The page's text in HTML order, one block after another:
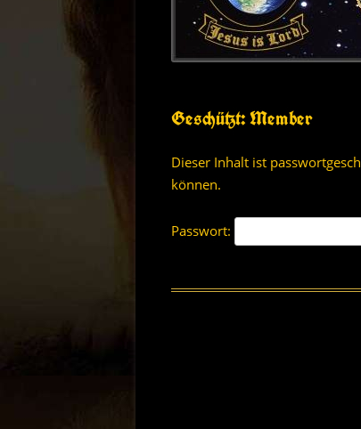
GESUNDHEIT UND
JUGENDARBEIT
FRAUEN GOTTES
ROCKING CHURCH
Geschützt: Member
Dieser Inhalt ist
können.
Passwort: